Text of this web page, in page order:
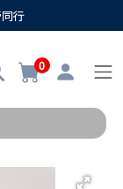
行
0